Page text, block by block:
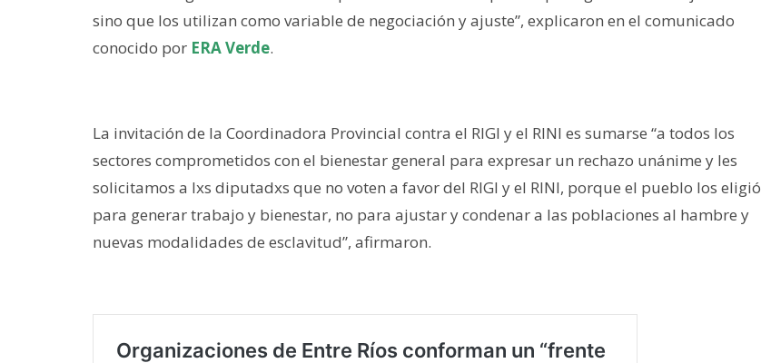
sino que los utilizan como variable de negociación y ajuste”, explicaron en el comunicado
conocido por ERA Verde.
La invitación de la Coordinadora Provincial contra el RIGI y el RINI es sumarse “a todos los
sectores comprometidos con el bienestar general para expresar un rechazo unánime y les
solicitamos a lxs diputadxs que no voten a favor del RIGI y el RINI, porque el pueblo los eligió
para generar trabajo y bienestar, no para ajustar y condenar a las poblaciones al hambre y
nuevas modalidades de esclavitud”, afirmaron.